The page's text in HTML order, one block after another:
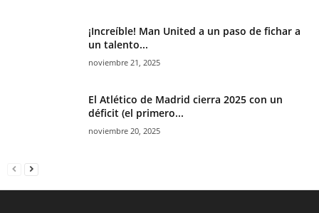
¡Increíble! Man United a un paso de fichar a
un talento...
noviembre 21, 2025
El Atlético de Madrid cierra 2025 con un
déficit (el primero...
noviembre 20, 2025